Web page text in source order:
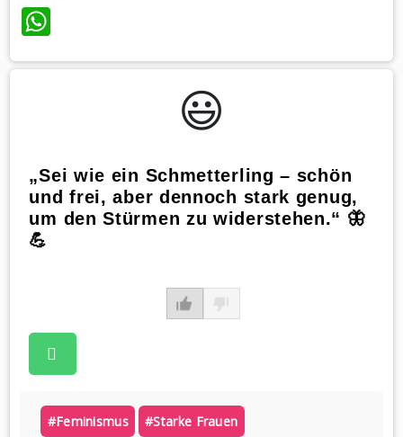
WhatsApp
😃️
„Sei wie ein Schmetterling – schön
und frei, aber dennoch stark genug,
um den Stürmen zu widerstehen.“ 🦋
💪
#feminismus #starke Frauen